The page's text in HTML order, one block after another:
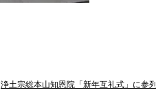
浄土宗総本山知恩院「新年互礼式」に参列